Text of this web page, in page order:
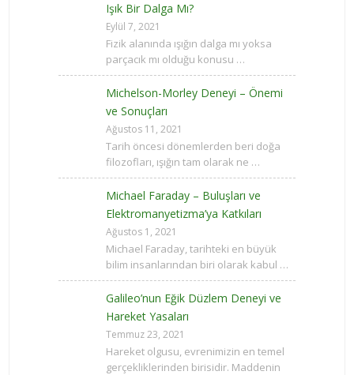
Işık Bir Dalga Mı?
Eylül 7, 2021
Fizik alanında ışığın dalga mı yoksa
parçacık mı olduğu konusu …
Michelson-Morley Deneyi – Önemi
ve Sonuçları
Ağustos 11, 2021
Tarih öncesi dönemlerden beri doğa
filozofları, ışığın tam olarak ne …
Michael Faraday – Buluşları ve
Elektromanyetizma’ya Katkıları
Ağustos 1, 2021
Michael Faraday, tarihteki en büyük
bilim insanlarından biri olarak kabul …
Galileo’nun Eğik Düzlem Deneyi ve
Hareket Yasaları
Temmuz 23, 2021
Hareket olgusu, evrenimizin en temel
gerçekliklerinden birisidir. Maddenin